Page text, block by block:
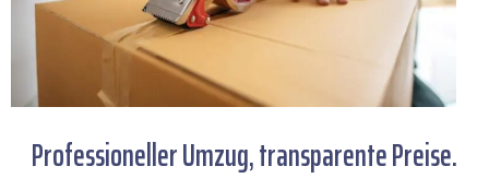
Professioneller Umzug, transparente Preise.